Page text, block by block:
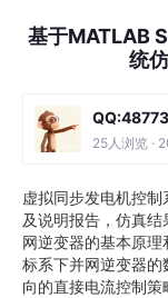
基于MATLAB
统
25人浏览 ·
虚拟同步发电机控
及说明报告，仿真
网逆变器的基本原
标系下并网逆变器
向的直接电流控制